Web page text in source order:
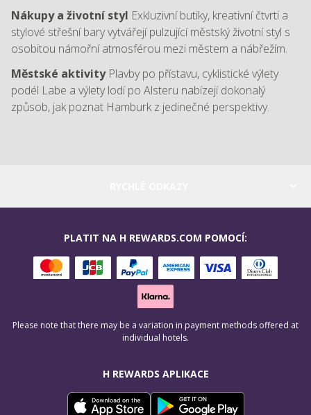
Nákupy a životní styl Exkluzivní butiky, kreativní čtvrti a
stylové střešní bary vytvářejí pulzující městský životní styl s
osobitou námořní atmosférou mezi městem a nábřežím.
Městské aktivityPlavby po přístavu, cyklistické výlety
podél Labe a výlety lodí po Alsteru nabízejí dokonalý
způsob, jak poznat Hamburk z jedinečné perspektivy.
H REWARDS APLIKACE
PLATIT NA H REWARDS.COM POMOCÍ:
Please note that there may be a variation in payment methods offered at
individual hotels.